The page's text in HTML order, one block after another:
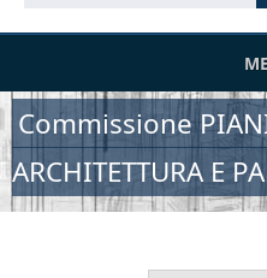
Commissione
ARCHITETTURA E